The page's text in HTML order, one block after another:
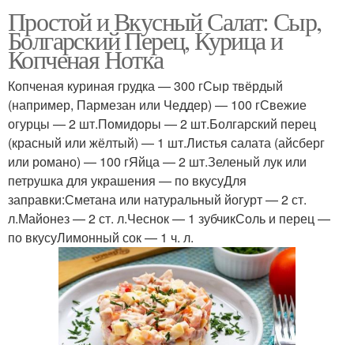
Простой и Вкусный Салат: Сыр,
Болгарский Перец, Курица и
Копченая Нотка
Копченая куриная грудка — 300 гСыр твёрдый
(например, Пармезан или Чеддер) — 100 гСвежие
огурцы — 2 шт.Помидоры — 2 шт.Болгарский перец
(красный или жёлтый) — 1 шт.Листья салата (айсберг
или романо) — 100 гЯйца — 2 шт.Зеленый лук или
петрушка для украшения — по вкусуДля
заправки:Сметана или натуральный йогурт — 2 ст.
л.Майонез — 2 ст. л.Чеснок — 1 зубчикСоль и перец —
по вкусуЛимонный сок — 1 ч. л.